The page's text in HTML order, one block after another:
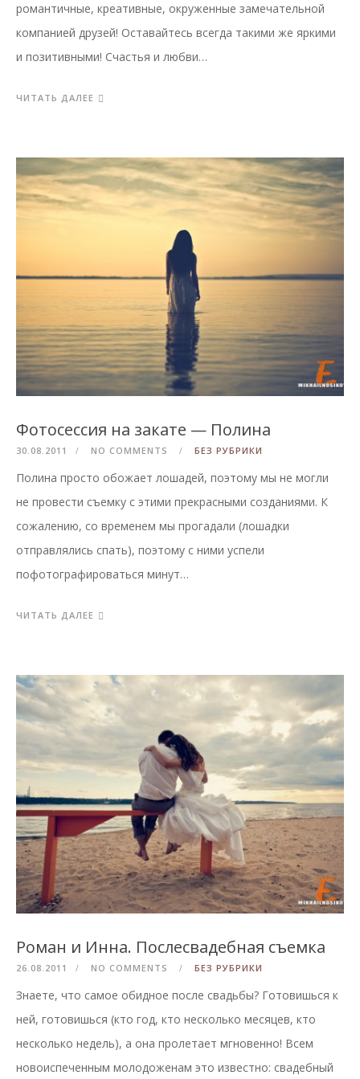
романтичные, креативные, окруженные замечательной
компанией друзей! Оставайтесь всегда такими же яркими
и позитивными! Счастья и любви…
ЧИТАТЬ ДАЛЕЕ
Фотосессия на закате — Полина
30.08.2011 NO COMMENTS БЕЗ РУБРИКИ
Полина просто обожает лошадей, поэтому мы не могли
не провести съемку с этими прекрасными созданиями. К
сожалению, со временем мы прогадали (лошадки
отправлялись спать), поэтому с ними успели
пофотографироваться минут…
ЧИТАТЬ ДАЛЕЕ
Роман и Инна. Послесвадебная съемка
26.08.2011 NO COMMENTS БЕЗ РУБРИКИ
Знаете, что самое обидное после свадьбы? Готовишься к
ней, готовишься (кто год, кто несколько месяцев, кто
несколько недель), а она пролетает мгновенно! Всем
новоиспеченным молодоженам это известно: свадебный